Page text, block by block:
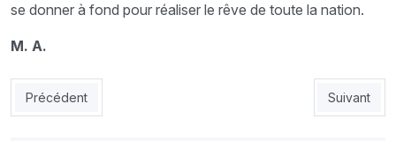
se donner à fond pour réaliser le rêve de toute la nation.
M. A.
Article précédent : Koffi : «Le plus fort ne fait jamais de tapage,
Précédent Article
Suivant